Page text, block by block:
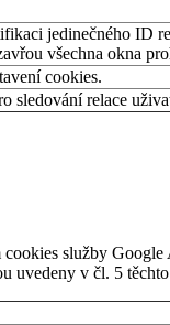
jedinečného ID
všechna okna
cookies.
sledování relace
služby Google
uvedeny v čl. 5 těchto